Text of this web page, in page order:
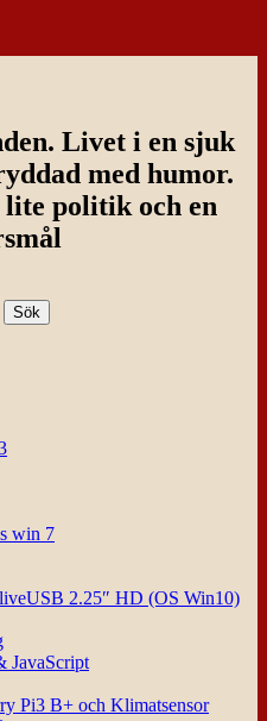
Livet i en sjuk
med humor.
lite politik och en
win 7
2.25″ HD (OS Win10)
JavaScript
Pi3 B+ och Klimatsensor